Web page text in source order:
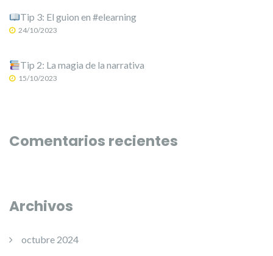
Tip 3: El guion en #elearning
24/10/2023
Tip 2: La magia de la narrativa
15/10/2023
Comentarios recientes
Archivos
octubre 2024